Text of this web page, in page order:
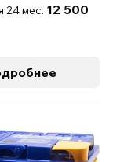
24 мес. 12 500